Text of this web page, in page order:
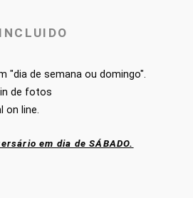
INCLUIDO
"dia de semana ou domingo".
de fotos
on line.
em dia de SÁBADO.